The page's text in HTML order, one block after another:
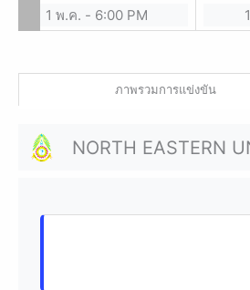
1 พ.ค. - 6:00 PM
ภาพรวมการแข่งขัน
NORTH EASTERN